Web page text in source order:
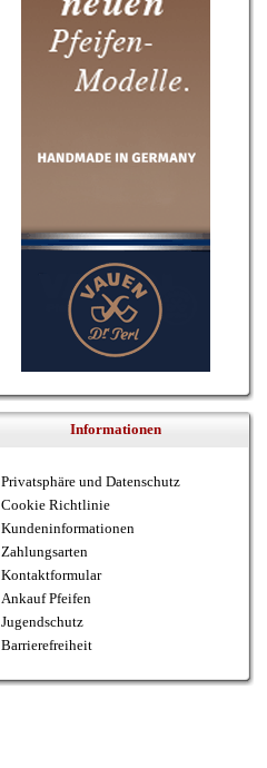
Informationen
Privatsphäre und Datenschutz
Cookie Richtlinie
Kundeninformationen
Zahlungsarten
Kontaktformular
Ankauf Pfeifen
Jugendschutz
Barrierefreiheit